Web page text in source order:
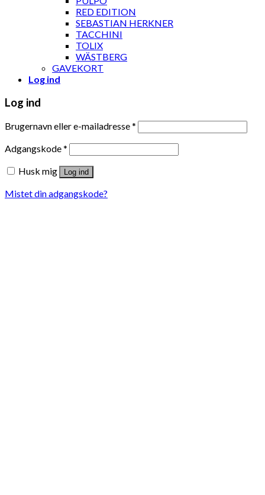
RED EDITION
SEBASTIAN HERKNER
TACCHINI
TOLIX
WÄSTBERG
GAVEKORT
Log ind
Log ind
Brugernavn eller e-mailadresse*
Adgangskode*
Husk mig
Log ind
Mistet din adgangskode?